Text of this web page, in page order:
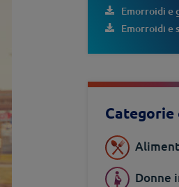
Emorroidi e
Emorroidi e
Categorie
Donne